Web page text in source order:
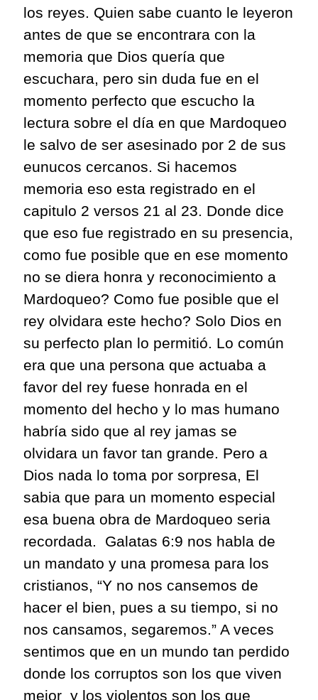
los reyes. Quien sabe cuanto le leyeron
antes de que se encontrara con la
memoria que Dios quería que
escuchara, pero sin duda fue en el
momento perfecto que escucho la
lectura sobre el día en que Mardoqueo
le salvo de ser asesinado por 2 de sus
eunucos cercanos. Si hacemos
memoria eso esta registrado en el
capitulo 2 versos 21 al 23. Donde dice
que eso fue registrado en su presencia,
como fue posible que en ese momento
no se diera honra y reconocimiento a
Mardoqueo? Como fue posible que el
rey olvidara este hecho? Solo Dios en
su perfecto plan lo permitió. Lo común
era que una persona que actuaba a
favor del rey fuese honrada en el
momento del hecho y lo mas humano
habría sido que al rey jamas se
olvidara un favor tan grande. Pero a
Dios nada lo toma por sorpresa, El
sabia que para un momento especial
esa buena obra de Mardoqueo seria
recordada.
Galatas 6:9 nos habla de
un mandato y una promesa para los
cristianos, “Y no nos cansemos de
hacer el bien, pues a su tiempo, si no
nos cansamos, segaremos.” A veces
sentimos que en un mundo tan perdido
donde los corruptos son los que viven
mejor y los violentos son los que